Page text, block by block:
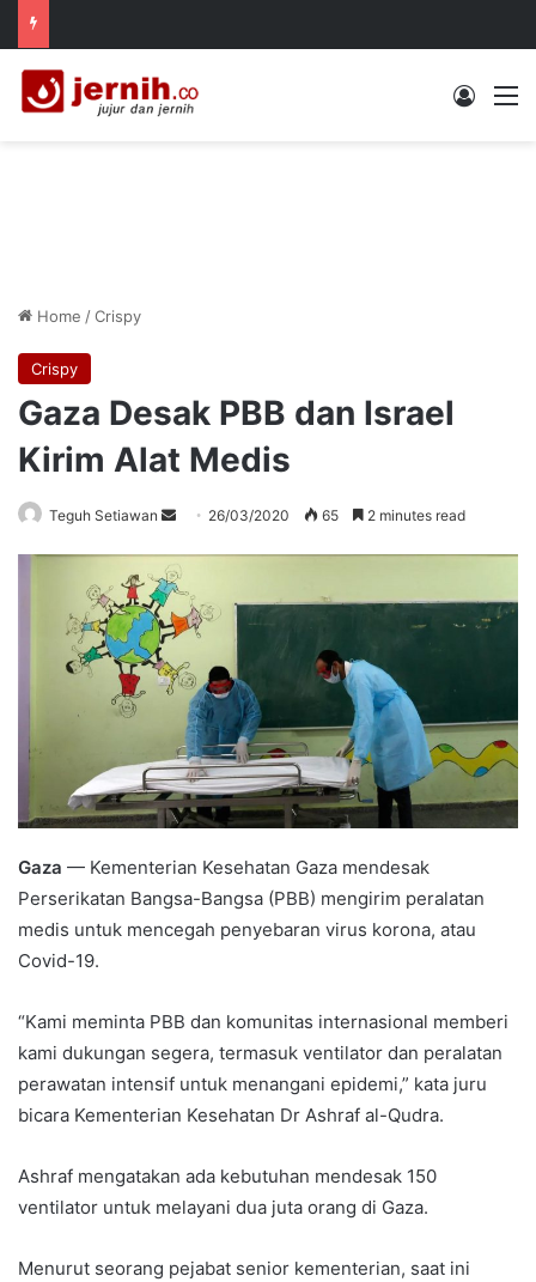
Log In
Home /Crispy
Crispy
Gaza Desak PBB dan Israel
Kirim Alat Medis
Teguh Setiawan
Send
email
26/03/2020 65 2 minutes read
Gaza — Kementerian Kesehatan Gaza mendesak
Perserikatan Bangsa-Bangsa (PBB) mengirim peralatan
medis untuk mencegah penyebaran virus korona, atau
Covid-19.
“Kami meminta PBB dan komunitas internasional memberi
kami dukungan segera, termasuk ventilator dan peralatan
perawatan intensif untuk menangani epidemi,” kata juru
bicara Kementerian Kesehatan Dr Ashraf al-Qudra.
Ashraf mengatakan ada kebutuhan mendesak 150
ventilator untuk melayani dua juta orang di Gaza.
Menurut seorang pejabat senior kementerian, saat ini